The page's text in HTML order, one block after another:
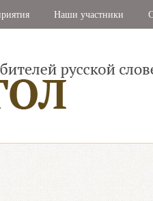
Наши участники